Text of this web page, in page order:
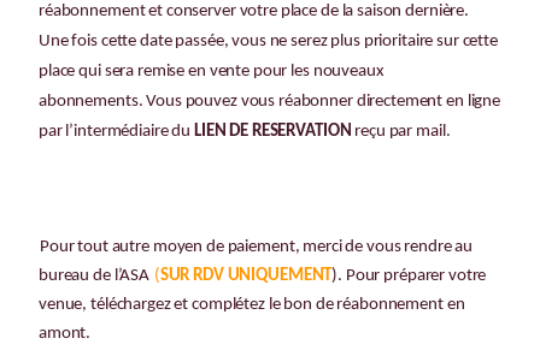
réabonnement et conserver votre place de la saison dernière.
Une fois cette date passée, vous ne serez plus prioritaire sur cette
place qui sera remise en vente pour les nouveaux
abonnements. Vous pouvez vous réabonner directement en ligne
par l’intermédiaire du LIEN DE RESERVATION reçu par mail.
Pour tout autre moyen de paiement, merci de vous rendre au
bureau de l’ASA (SUR RDV UNIQUEMENT ). Pour préparer votre
venue, téléchargez et complétez le bon de réabonnement en
amont.